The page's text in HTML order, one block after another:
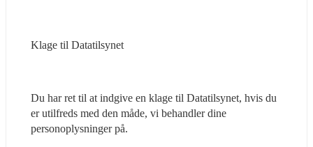
Klage til Datatilsynet
Du har ret til at indgive en klage til Datatilsynet, hvis du
er utilfreds med den måde, vi behandler dine
personoplysninger på.